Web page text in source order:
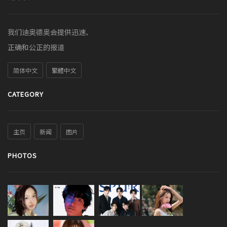
我们迪奥德奥会提供迅速、
正确和公正的报道
简体中文 繁體中文
CATEGORY
主页 新闻 图片
PHOTOS